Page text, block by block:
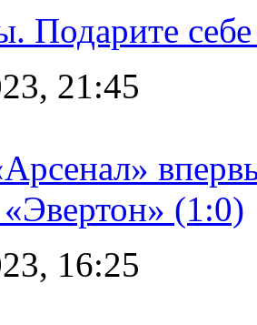
Подарите
21:45
(1:0)
16:25